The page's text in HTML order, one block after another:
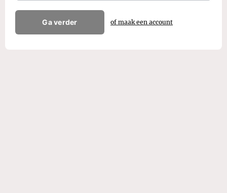
Ga verder of maak een account